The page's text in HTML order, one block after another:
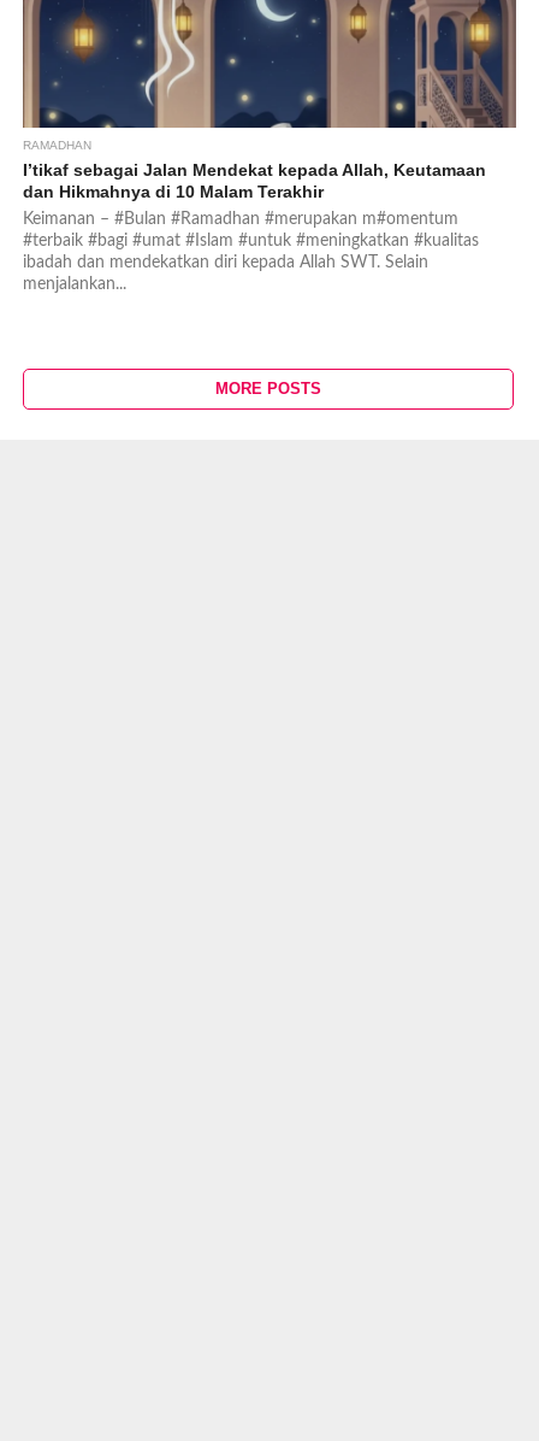
RAMADHAN
I’tikaf sebagai Jalan Mendekat kepada Allah, Keutamaan
dan Hikmahnya di 10 Malam Terakhir
Keimanan – #Bulan #Ramadhan #merupakan m#omentum
#terbaik #bagi #umat #Islam #untuk #meningkatkan #kualitas
ibadah dan mendekatkan diri kepada Allah SWT. Selain
menjalankan...
MORE POSTS